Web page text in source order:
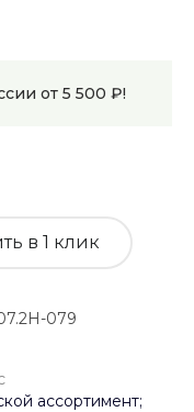
от 5 500 ₽!
в 1 клик
079
ассортимент;